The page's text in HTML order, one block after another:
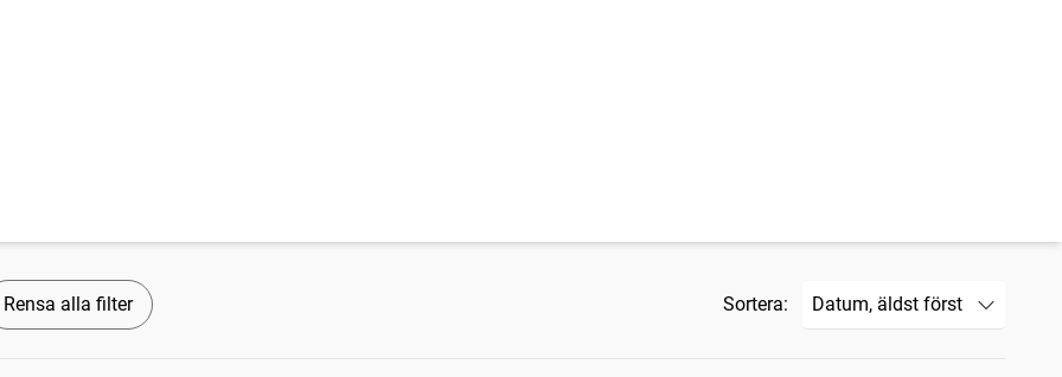
Rensa alla filter Sortera: